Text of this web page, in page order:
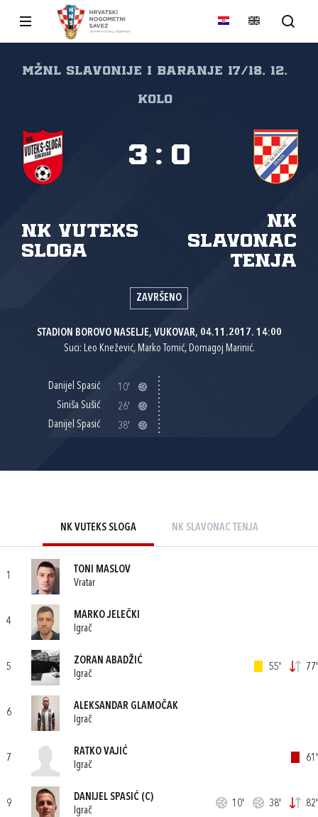
MŽNL Slavonije i Baranje 17/18, 12.
kolo
NK Vuteks
Sloga
NK
Slavonac
Tenja
3 : 0
ZAVRŠENO
STADION BOROVO NASELJE, VUKOVAR, 04.11.2017. 14:00
Suci: Leo Knežević, Marko Tomić, Domagoj Marinić.
Danijel Spasić
10'
Siniša Sušić
26'
Danijel Spasić
38'
NK VUTEKS SLOGA NK SLAVONAC TENJA
1
TONI MASLOV
Vratar
4
MARKO JELEČKI
Igrač
5
ZORAN ABADŽIĆ
Igrač
55' 77'
6
ALEKSANDAR GLAMOČAK
Igrač
7
RATKO VAJIĆ
Igrač
61'
9
DANIJEL SPASIĆ (C)
Igrač
10' 38' 82'